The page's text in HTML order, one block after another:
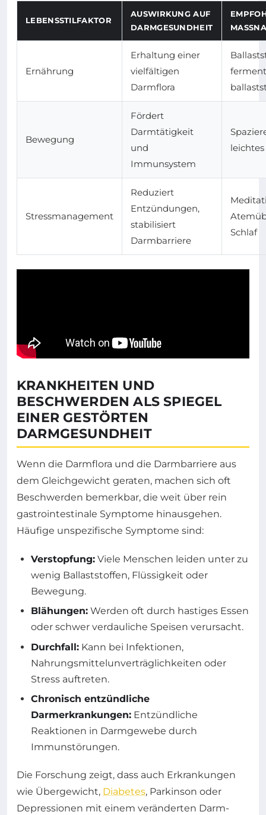
LEBENSSTILFAKTOR
AUSWIRKUNG AUF
DARMGESUNDHEIT
Ernährung
Erhaltung einer
vielfältigen
Darmflora
Bewegung
Fördert
Darmtätigkeit
und
Immunsystem
Stressmanagement
Reduziert
Entzündungen,
stabilisiert
Darmbarriere
Schlaf
KRANKHEITEN UND
BESCHWERDEN ALS SPIEGEL
EINER GESTÖRTEN
DARMGESUNDHEIT
Wenn die Darmflora und die Darmbarriere aus
dem Gleichgewicht geraten, machen sich oft
Beschwerden bemerkbar, die weit über rein
gastrointestinale Symptome hinausgehen.
Häufige unspezifische Symptome sind:
Verstopfung: Viele Menschen leiden unter zu
wenig Ballaststoffen, Flüssigkeit oder
Bewegung.
Blähungen: Werden oft durch hastiges Essen
oder schwer verdauliche Speisen verursacht.
Durchfall: Kann bei Infektionen,
Nahrungsmittelunverträglichkeiten oder
Stress auftreten.
Chronisch entzündliche
Darmerkrankungen: Entzündliche
Reaktionen in Darmgewebe durch
Immunstörungen.
Die Forschung zeigt, dass auch Erkrankungen
wie Übergewicht, Diabetes, Parkinson oder
Depressionen mit einem veränderten Darm-